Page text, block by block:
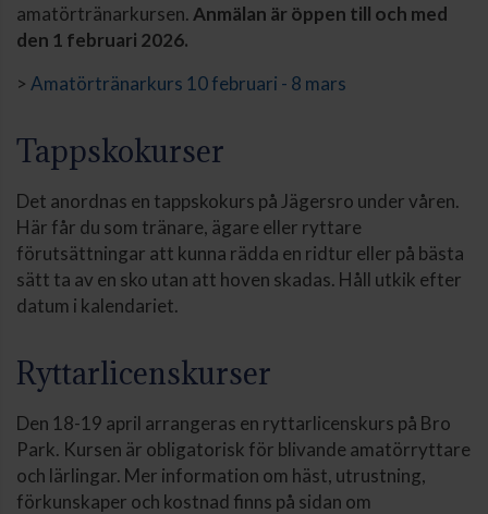
amatörtränarkursen. Anmälan är öppen till och med
den 1 februari 2026.
> Amatörtränarkurs 10 februari - 8 mars
Tappskokurser
Det anordnas en tappskokurs på Jägersro under våren.
Här får du som tränare, ägare eller ryttare
förutsättningar att kunna rädda en ridtur eller på bästa
sätt ta av en sko utan att hoven skadas. Håll utkik efter
datum i kalendariet.
Ryttarlicenskurser
Den 18-19 april arrangeras en ryttarlicenskurs på Bro
Park. Kursen är obligatorisk för blivande amatörryttare
och lärlingar. Mer information om häst, utrustning,
förkunskaper och kostnad finns på sidan om